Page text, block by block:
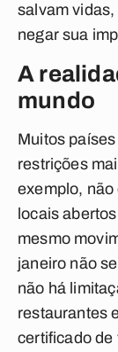
salvam
negar sua
A
mundo
Muitos
restrições
exemplo, não
locais
mesmo
janeiro não
não há
restaurantes
certificado de